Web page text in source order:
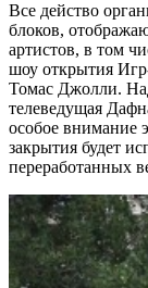
Все действо
блоков,
артистов, в том
шоу открытия
Томас Джолли.
телеведущая
особое внимание
закрытия будет
переработанных